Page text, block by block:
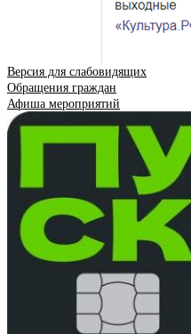
Версия для слабовидящих
Обращения граждан
Афиша мероприятий